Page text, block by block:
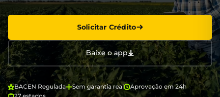
Solicitar Crédito
Baixe o app
BACEN Regulada Sem garantia real
Aprovação em 24h